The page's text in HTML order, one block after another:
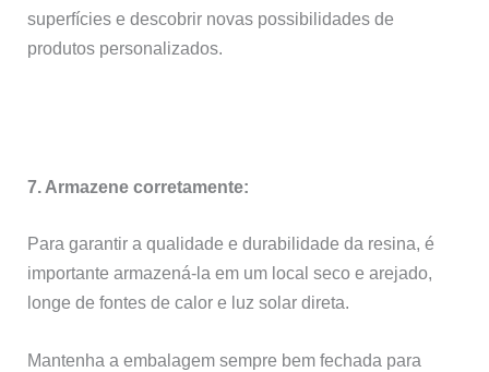
superfícies e descobrir novas possibilidades de
produtos personalizados.
7. Armazene corretamente:
Para garantir a qualidade e durabilidade da resina, é
importante armazená-la em um local seco e arejado,
longe de fontes de calor e luz solar direta.
Mantenha a embalagem sempre bem fechada para